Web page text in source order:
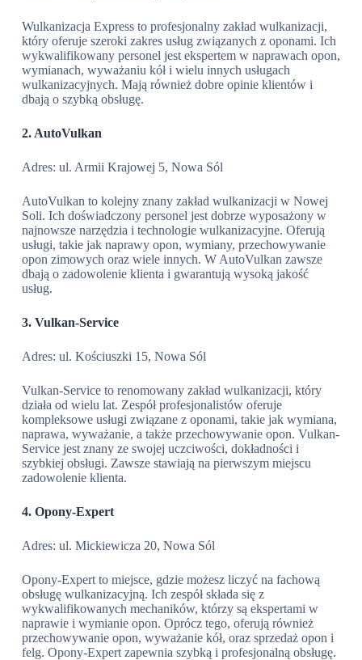
Wulkanizacja Express to profesjonalny zakład wulkanizacji,
który oferuje szeroki zakres usług związanych z oponami. Ich
wykwalifikowany personel jest ekspertem w naprawach opon,
wymianach, wyważaniu kół i wielu innych usługach
wulkanizacyjnych. Mają również dobre opinie klientów i
dbają o szybką obsługę.
2. AutoVulkan
Adres: ul. Armii Krajowej 5, Nowa Sól
AutoVulkan to kolejny znany zakład wulkanizacji w Nowej
Soli. Ich doświadczony personel jest dobrze wyposażony w
najnowsze narzędzia i technologie wulkanizacyjne. Oferują
usługi, takie jak naprawy opon, wymiany, przechowywanie
opon zimowych oraz wiele innych. W AutoVulkan zawsze
dbają o zadowolenie klienta i gwarantują wysoką jakość
usług.
3. Vulkan-Service
Adres: ul. Kościuszki 15, Nowa Sól
Vulkan-Service to renomowany zakład wulkanizacji, który
działa od wielu lat. Zespół profesjonalistów oferuje
kompleksowe usługi związane z oponami, takie jak wymiana,
naprawa, wyważanie, a także przechowywanie opon. Vulkan-
Service jest znany ze swojej uczciwości, dokładności i
szybkiej obsługi. Zawsze stawiają na pierwszym miejscu
zadowolenie klienta.
4. Opony-Expert
Adres: ul. Mickiewicza 20, Nowa Sól
Opony-Expert to miejsce, gdzie możesz liczyć na fachową
obsługę wulkanizacyjną. Ich zespół składa się z
wykwalifikowanych mechaników, którzy są ekspertami w
naprawie i wymianie opon. Oprócz tego, oferują również
przechowywanie opon, wyważanie kół, oraz sprzedaż opon i
felg. Opony-Expert zapewnia szybką i profesjonalną obsługę.